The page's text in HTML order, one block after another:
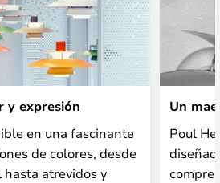
y expresión
en una fascinante
de colores, desde
hasta atrevidos y
Un
Poul